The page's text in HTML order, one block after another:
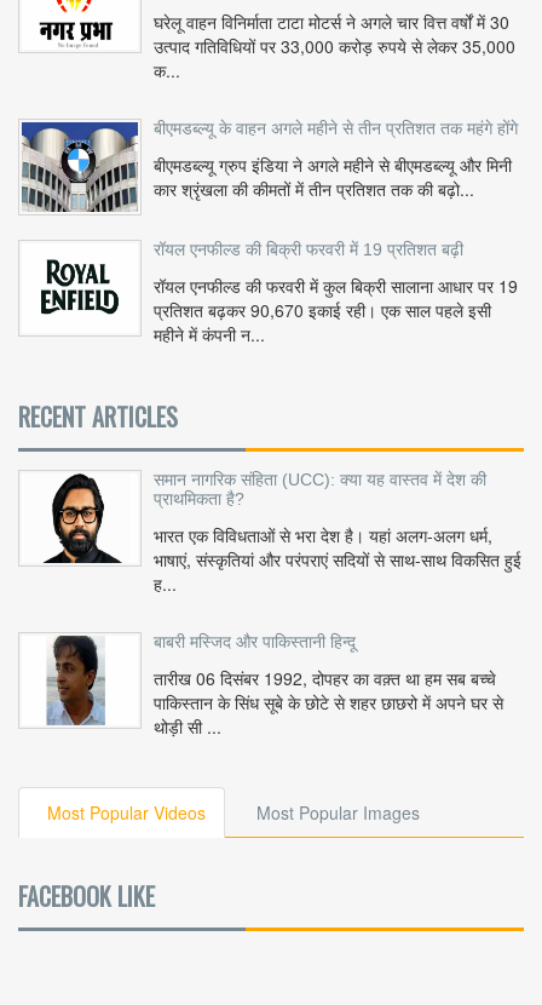
घरेलू वाहन विनिर्माता टाटा मोटर्स ने अगले चार वित्त वर्षों में 30
उत्पाद गतिविधियों पर 33,000 करोड़ रुपये से लेकर 35,000
क...
बीएमडब्ल्यू के वाहन अगले महीने से तीन प्रतिशत तक महंगे होंगे
बीएमडब्ल्यू ग्रुप इंडिया ने अगले महीने से बीएमडब्ल्यू और मिनी
कार श्रृंखला की कीमतों में तीन प्रतिशत तक की बढ़ो...
रॉयल एनफील्ड की बिक्री फरवरी में 19 प्रतिशत बढ़ी
रॉयल एनफील्ड की फरवरी में कुल बिक्री सालाना आधार पर 19
प्रतिशत बढ़कर 90,670 इकाई रही। एक साल पहले इसी
महीने में कंपनी न...
RECENT ARTICLES
समान नागरिक संहिता (UCC): क्या यह वास्तव में देश की
प्राथमिकता है?
भारत एक विविधताओं से भरा देश है। यहां अलग-अलग धर्म,
भाषाएं, संस्कृतियां और परंपराएं सदियों से साथ-साथ विकसित हुई
ह...
बाबरी मस्जिद और पाकिस्तानी हिन्दू
तारीख 06 दिसंबर 1992, दोपहर का वक़्त था हम सब बच्चे
पाकिस्तान के सिंध सूबे के छोटे से शहर छाछरो में अपने घर से
थोड़ी सी ...
Most Popular Videos Most Popular Images
FACEBOOK LIKE